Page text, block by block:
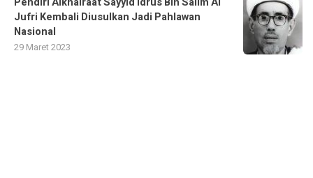
Jufri Kembali Diusulkan Jadi Pahlawan
Nasional
29 Maret 2023